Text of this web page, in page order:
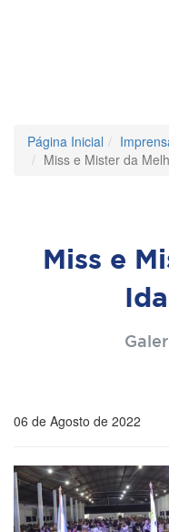
Página Inicial
Miss e Mister da
Miss e
06 de Agosto de 2022